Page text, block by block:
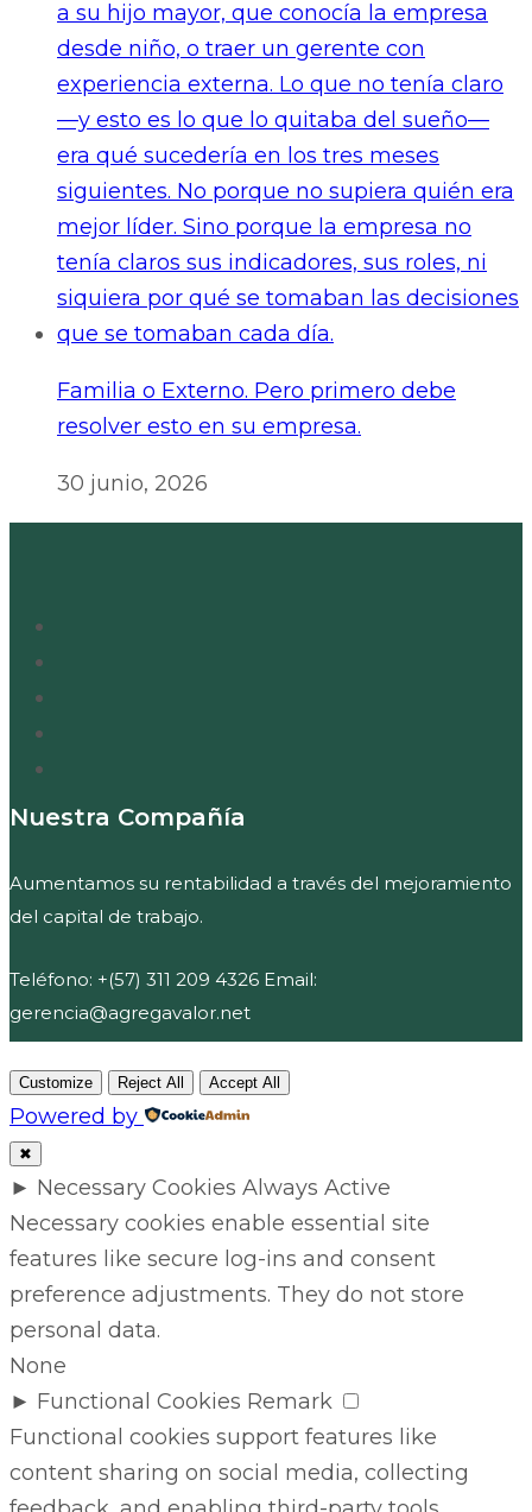
Familia o Externo. Pero primero debe
resolver esto en su empresa.
30 junio, 2026
Nuestra Compañía
Aumentamos su rentabilidad a través del mejoramiento
del capital de trabajo.
Teléfono: +(57) 311 209 4326 Email:
gerencia@agregavalor.net
Customize Reject All Accept All
Powered by
✖
► Necessary Cookies Always Active
Necessary cookies enable essential site
features like secure log-ins and consent
preference adjustments. They do not store
personal data.
None
► Functional Cookies Remark
Functional cookies support features like
content sharing on social media, collecting